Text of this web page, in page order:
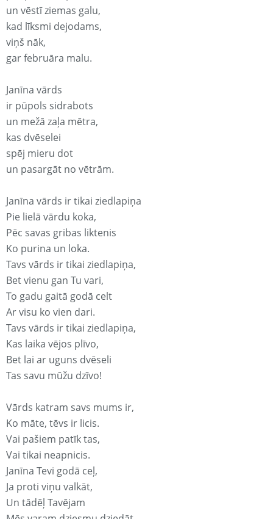
un vēstī ziemas galu,
kad līksmi dejodams,
viņš nāk,
gar februāra malu.
Janīna vārds
ir pūpols sidrabots
un mežā zaļa mētra,
kas dvēselei
spēj mieru dot
un pasargāt no vētrām.
Janīna vārds ir tikai ziedlapiņa
Pie lielā vārdu koka,
Pēc savas gribas liktenis
Ko purina un loka.
Tavs vārds ir tikai ziedlapiņa,
Bet vienu gan Tu vari,
To gadu gaitā godā celt
Ar visu ko vien dari.
Tavs vārds ir tikai ziedlapiņa,
Kas laika vējos plīvo,
Bet lai ar uguns dvēseli
Tas savu mūžu dzīvo!
Vārds katram savs mums ir,
Ko māte, tēvs ir licis.
Vai pašiem patīk tas,
Vai tikai neapnicis.
Janīna Tevi godā ceļ,
Ja proti viņu valkāt,
Un tādēļ Tavējam